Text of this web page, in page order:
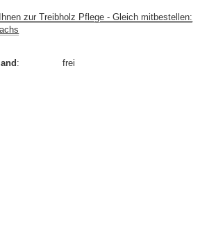
zur Treibholz Pflege - Gleich mitbestellen:
frei